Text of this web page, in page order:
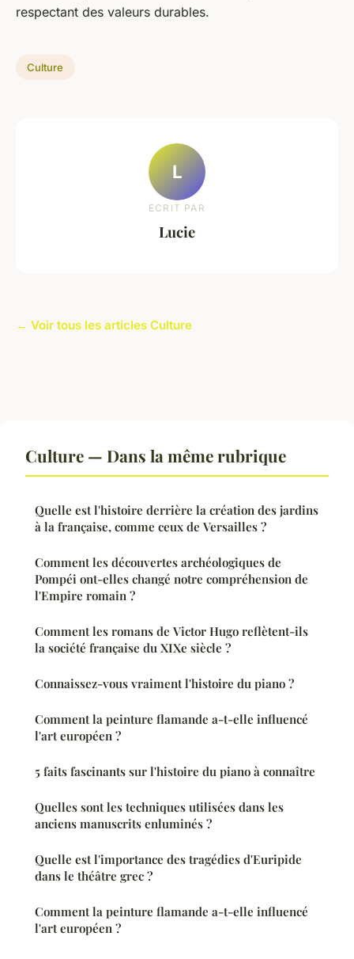
respectant des valeurs durables.
Culture
L
ECRIT PAR
Lucie
← Voir tous les articles Culture
Culture — Dans la même rubrique
Quelle est l'histoire derrière la création des jardins
à la française, comme ceux de Versailles ?
Comment les découvertes archéologiques de
Pompéi ont-elles changé notre compréhension de
l'Empire romain ?
Comment les romans de Victor Hugo reflètent-ils
la société française du XIXe siècle ?
Connaissez-vous vraiment l'histoire du piano ?
Comment la peinture flamande a-t-elle influencé
l'art européen ?
5 faits fascinants sur l'histoire du piano à connaître
Quelles sont les techniques utilisées dans les
anciens manuscrits enluminés ?
Quelle est l'importance des tragédies d'Euripide
dans le théâtre grec ?
Comment la peinture flamande a-t-elle influencé
l'art européen ?